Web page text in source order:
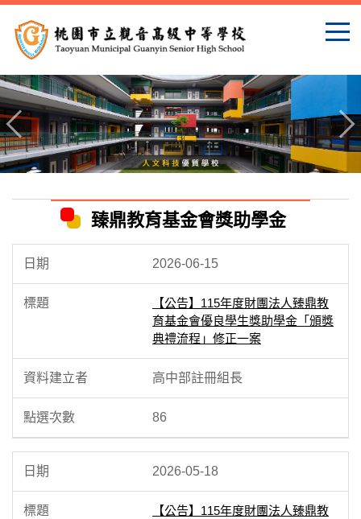
到
主
內
容
區
臻鼎教育基金會獎助學金
2026-06-15
【公告】115年度財團法人臻鼎教
育基金會優良學生獎助學金「頒獎
典禮流程」修正一案
高中部註冊組長
86
2026-05-18
【公告】115年度財團法人臻鼎教